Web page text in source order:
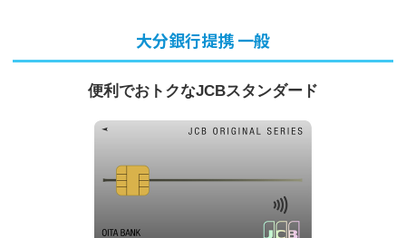
大分銀行提携 一般
便利でおトクなJCBスタンダード